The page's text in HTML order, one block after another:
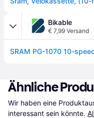
Bikable
€ 7,99 Versand
SRAM PG-1070 10-
Ähnliche
Wir haben eine
interessant sein könnte.